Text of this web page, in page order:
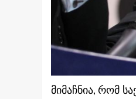
მიმაჩნია, რომ